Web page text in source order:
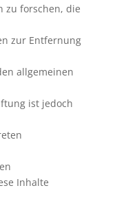
zu forschen, die
zur Entfernung
allgemeinen
ist jedoch
Inhalte